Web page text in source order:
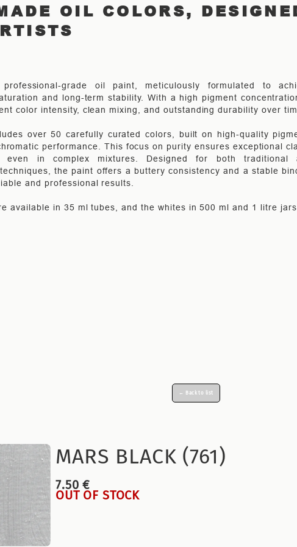
OIL COLORS,
grade oil paint, meticulously formulated to
and long-term stability. With a high pigment
color intensity, clean mixing, and outstanding durability over
over 50 carefully curated colors, built on high-quality
performance. This focus on purity ensures exceptional
even in complex mixtures. Designed for both traditional
the paint offers a buttery consistency and a stable
and professional results.
available in 35 ml tubes, and the whites in 500 ml and 1 litre jars.
← Back to list
MARS BLACK (761)
7.50 €
OUT OF STOCK